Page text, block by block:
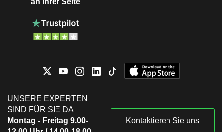
an Ihrer Seite
UNSERE EXPERTEN
SIND FÜR SIE DA
Montag - Freitag 9.00-
Kontaktieren Sie uns